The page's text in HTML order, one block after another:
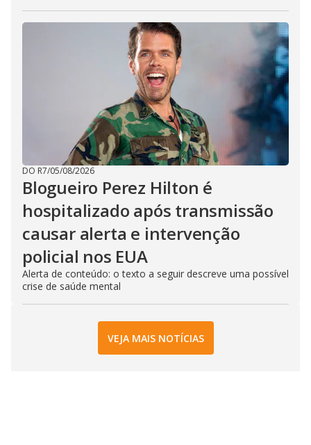
DO R7/05/08/2026
Blogueiro Perez Hilton é
hospitalizado após transmissão
causar alerta e intervenção
policial nos EUA
Alerta de conteúdo: o texto a seguir descreve uma possível
crise de saúde mental
VEJA MAIS NOTÍCIAS